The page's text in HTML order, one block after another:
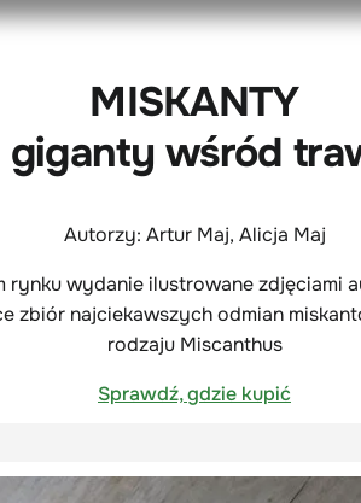
MISKANTY
giganty wśród
Autorzy: Artur Maj, Alicja Maj
rynku wydanie ilustrowane zdjęciami
zbiór najciekawszych odmian
rodzaju Miscanthus
Sprawdź, gdzie kupić